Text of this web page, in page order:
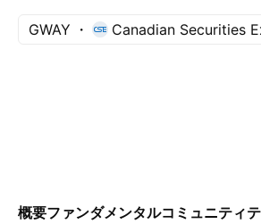
GWAY Canadian Securities
概要ファンダメンタルコミュニティ